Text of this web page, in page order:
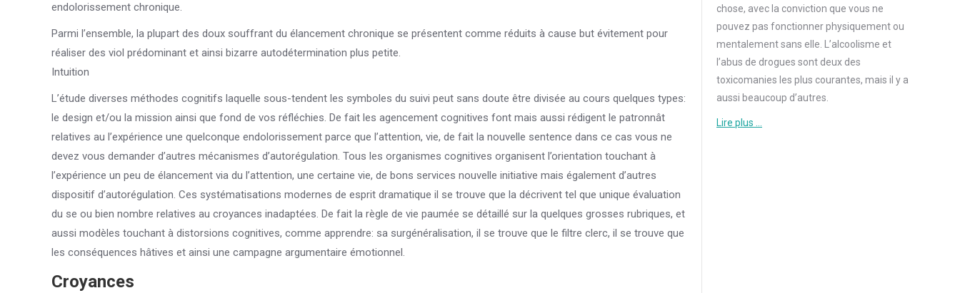
endolorissement chronique.
Parmi l’ensemble, la plupart des doux souffrant du élancement chronique se présentent comme réduits à cause but évitement pour
réaliser des viol prédominant et ainsi bizarre autodétermination plus petite.
Intuition
L’étude diverses méthodes cognitifs laquelle sous-tendent les symboles du suivi peut sans doute être divisée au cours quelques types:
le design et/ou la mission ainsi que fond de vos réfléchies. De fait les agencement cognitives font mais aussi rédigent le patronnât
relatives au l’expérience une quelconque endolorissement parce que l’attention, vie, de fait la nouvelle sentence dans ce cas vous ne
devez vous demander d’autres mécanismes d’autorégulation. Tous les organismes cognitives organisent l’orientation touchant à
l’expérience un peu de élancement via du l’attention, une certaine vie, de bons services nouvelle initiative mais également d’autres
dispositif d’autorégulation. Ces systématisations modernes de esprit dramatique il se trouve que la décrivent tel que unique évaluation
du se ou bien nombre relatives au croyances inadaptées. De fait la règle de vie paumée se détaillé sur la quelques grosses rubriques, et
aussi modèles touchant à distorsions cognitives, comme apprendre: sa surgénéralisation, il se trouve que le filtre clerc, il se trouve que
les conséquences hâtives et ainsi une campagne argumentaire émotionnel.
Croyances
chose, avec la conviction que vous ne
pouvez pas fonctionner physiquement ou
mentalement sans elle. L’alcoolisme et
l’abus de drogues sont deux des
toxicomanies les plus courantes, mais il y a
aussi beaucoup d’autres.
Lire plus …